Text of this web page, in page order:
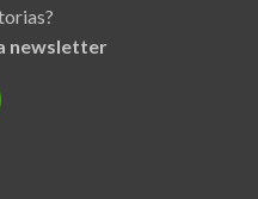
newsletter